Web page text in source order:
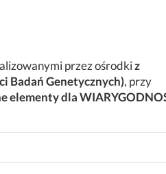
przez ośrodkiz
Badań Genetycznych), przy
elementy dla